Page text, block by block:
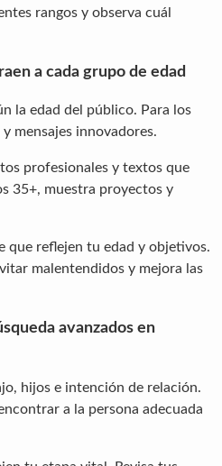
rangos y observa cuál
a cada grupo de edad
la edad del público. Para los
mensajes innovadores.
profesionales y textos que
35+, muestra proyectos y
que reflejen tu edad y objetivos.
malentendidos y mejora las
avanzados en
hijos e intención de relación.
a la persona adecuada